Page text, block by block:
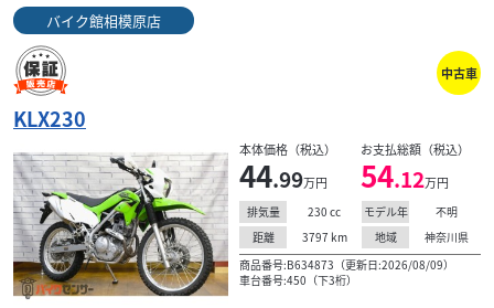
バイク館相模原店
中古車
KLX230
本体価格（税込）
44.99万円
お支払総額（税込）
54.12万円
排気量 230 cc モデル年
不明
距離
3797 km 地域
神奈川県
商品番号:B634873（更新日:2026/08/09）
車台番号:450（下3桁）